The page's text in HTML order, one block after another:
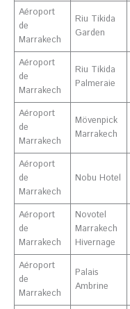
Aéroport
de
Marrakech
Riu Tikida
Garden
Aéroport
de
Marrakech
Riu Tikida
Palmeraie
Aéroport
de
Marrakech
Mövenpick
Marrakech
Aéroport
de
Marrakech
Nobu Hotel
Aéroport
de
Marrakech
Novotel
Marrakech
Hivernage
Aéroport
de
Marrakech
Palais
Ambrine